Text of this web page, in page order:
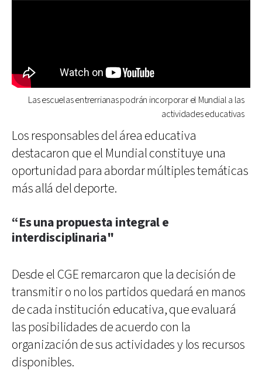
Las escuelas entrerrianas podrán incorporar el Mundial a las
actividades educativas
Los responsables del área educativa
destacaron que el Mundial constituye una
oportunidad para abordar múltiples temáticas
más allá del deporte.
“Es una propuesta integral e
interdisciplinaria"
Desde el CGE remarcaron que la decisión de
transmitir o no los partidos quedará en manos
de cada institución educativa, que evaluará
las posibilidades de acuerdo con la
organización de sus actividades y los recursos
disponibles.